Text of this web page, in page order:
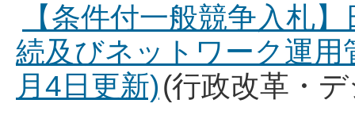
【条件付一般競争入札
続及びネットワーク運
月4日更新)(行政改革・